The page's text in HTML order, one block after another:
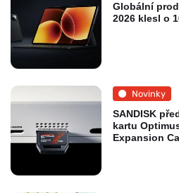
Globální
2026 klesl o
Novinky
SANDISK
kartu
Expansion